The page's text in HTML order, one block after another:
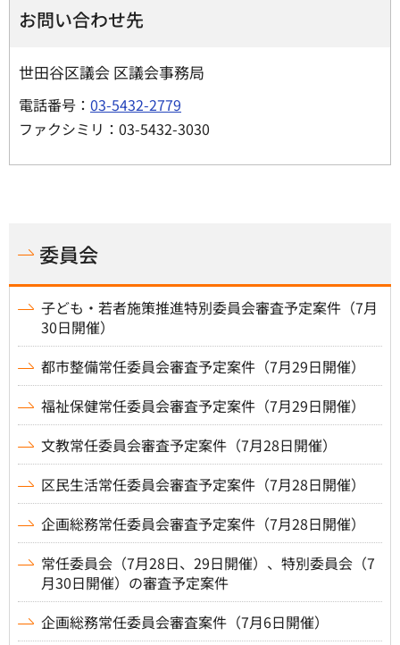
お問い合わせ先
世田谷区議会 区議会事務局
電話番号： 03-5432-2779
ファクシミリ：03-5432-3030
委員会
子ども・若者施策推進特別委員会審査予定案件（7月
30日開催）
都市整備常任委員会審査予定案件（7月29日開催）
福祉保健常任委員会審査予定案件（7月29日開催）
文教常任委員会審査予定案件（7月28日開催）
区民生活常任委員会審査予定案件（7月28日開催）
企画総務常任委員会審査予定案件（7月28日開催）
常任委員会（7月28日、29日開催）、特別委員会（7
月30日開催）の審査予定案件
企画総務常任委員会審査案件（7月6日開催）